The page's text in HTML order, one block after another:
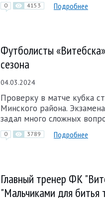
0 4153 Подробнее
Футболисты
сезона
04.03.2024
Проверку в матче кубка
Минского района.
задал много сложных
0 3789 Подробнее
Главный тренер ФК
"Мальчиками для